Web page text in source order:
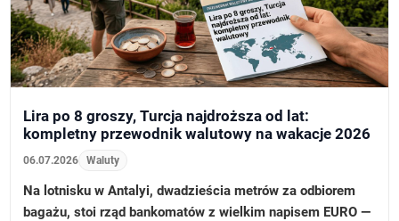
Lira po 8 groszy, Turcja najdroższa od lat:
kompletny przewodnik walutowy na wakacje 2026
06.07.2026 Waluty
Na lotnisku w Antalyi, dwadzieścia metrów za odbiorem
bagażu, stoi rząd bankomatów z wielkim napisem EURO —